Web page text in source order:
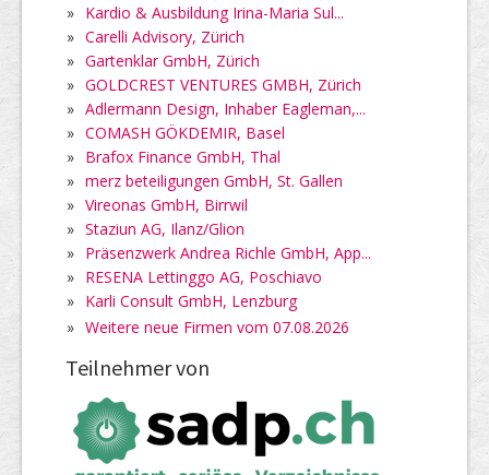
» Kardio & Ausbildung Irina-Maria Sul...
» Carelli Advisory, Zürich
» Gartenklar GmbH, Zürich
» GOLDCREST VENTURES GMBH, Zürich
» Adlermann Design, Inhaber Eagleman,...
» COMASH GÖKDEMIR, Basel
» Brafox Finance GmbH, Thal
» merz beteiligungen GmbH, St. Gallen
» Vireonas GmbH, Birrwil
» Staziun AG, Ilanz/Glion
» Präsenzwerk Andrea Richle GmbH, App...
» RESENA Lettinggo AG, Poschiavo
» Karli Consult GmbH, Lenzburg
» Weitere neue Firmen vom 07.08.2026
Teilnehmer von